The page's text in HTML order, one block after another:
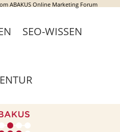
ABAKUS Online Marketing Forum
SEO-WISSEN